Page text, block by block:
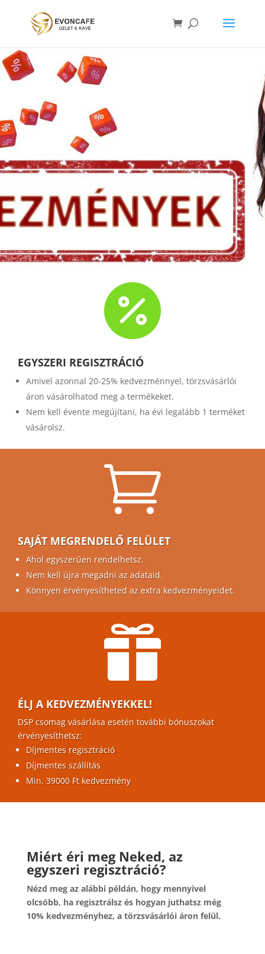

EGYSZERI REGISZTRÁCIÓ
Amivel azonnal 20-25% kedvezménnyel, törzsvásárlói
áron vásárolhatod meg a termékeket.
Nem kell évente megújítani, ha évi legalább 1 terméket
vásárolsz.

SAJÁT MEGRENDELŐ FELÜLET
Ahol egyszerűen rendelhetsz.
Nem kell újra megadni az adataid.
Könnyen érvényesítheted az extra kedvezményeidet.

ÉLJ A KEDVEZMÉNYEKKEL!
DSP csomag vásárlása esetén további bónuszokat
érvényesíthetsz:
Díjmentes regisztráció
Díjmentes szállítás
Min. 39000 Ft kedvezmény
Miért éri meg Neked, az
egyszeri regisztráció?
Nézd meg az alábbi példán, hogy mennyivel
olcsóbb, ha regisztrálsz és hogyan juthatsz még
10% kedvezményhez, a törzsvásárlói áron felül.